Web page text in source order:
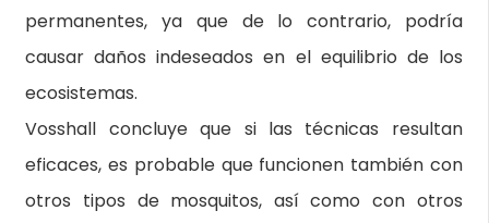
permanentes, ya que de lo contrario, podría
causar daños indeseados en el equilibrio de los
ecosistemas.
Vosshall concluye que si las técnicas resultan
eficaces, es probable que funcionen también con
otros tipos de mosquitos, así como con otros